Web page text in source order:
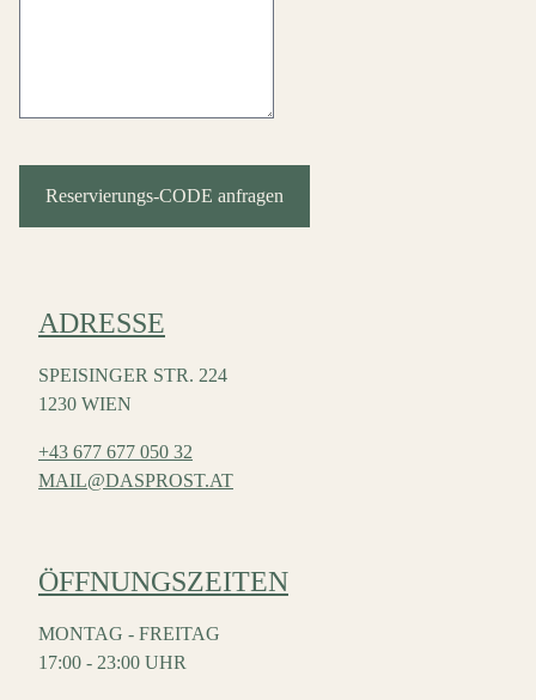
Reservierungs-CODE anfragen
ADRESSE
SPEISINGER STR. 224
1230 WIEN
+43 677 677 050 32
MAIL@DASPROST.AT
ÖFFNUNGSZEITEN
MONTAG - FREITAG
17:00 - 23:00 UHR